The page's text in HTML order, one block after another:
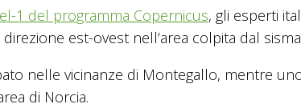
1 del programma Copernicus, gli esperti
est-ovest nell’area colpita dal
nelle vicinanze di Montegallo, mentre
di Norcia.